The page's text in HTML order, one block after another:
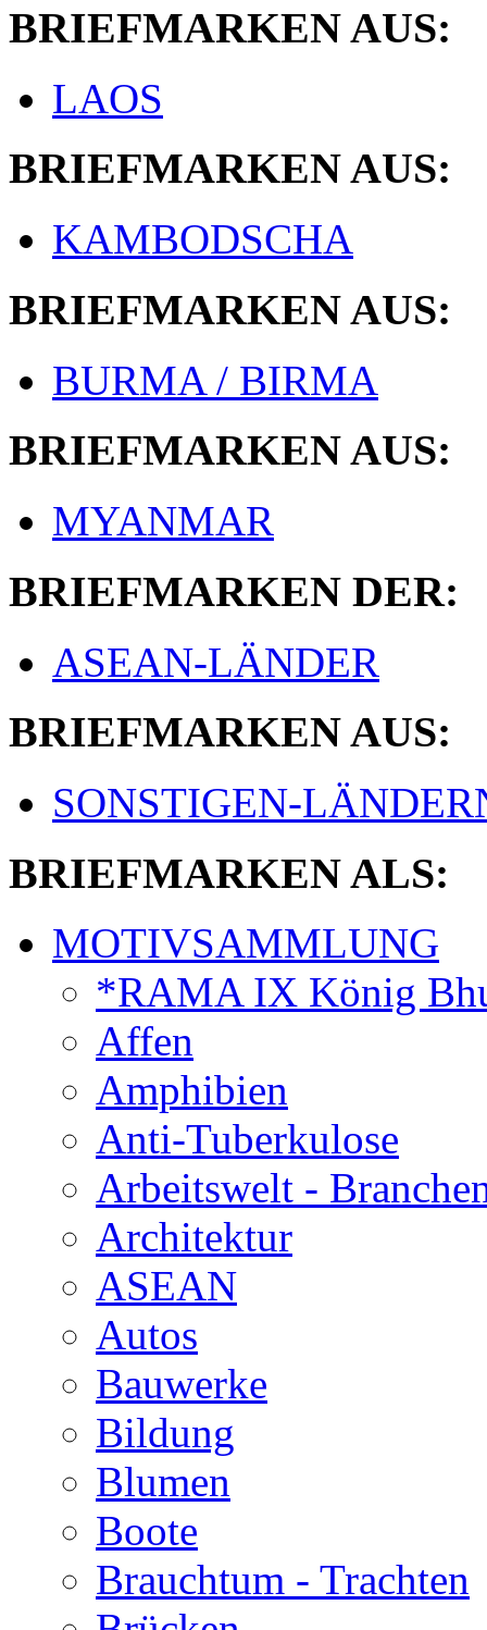
BRIEFMARKEN AUS:
LAOS
BRIEFMARKEN AUS:
KAMBODSCHA
BRIEFMARKEN AUS:
BURMA / BIRMA
BRIEFMARKEN AUS:
MYANMAR
BRIEFMARKEN DER:
ASEAN-LÄNDER
BRIEFMARKEN AUS:
SONSTIGEN-
BRIEFMARKEN ALS:
MOTIVSAMMLUNG
*RAMA IX König
Affen
Amphibien
Anti-Tuberkulose
Arbeitswelt -
Architektur
ASEAN
Autos
Bauwerke
Bildung
Blumen
Boote
Brauchtum - Trachten